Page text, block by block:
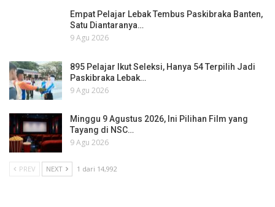
Empat Pelajar Lebak Tembus Paskibraka Banten,
Satu Diantaranya…
9 Agu 2026
895 Pelajar Ikut Seleksi, Hanya 54 Terpilih Jadi
Paskibraka Lebak…
9 Agu 2026
Minggu 9 Agustus 2026, Ini Pilihan Film yang
Tayang di NSC…
9 Agu 2026
PREV NEXT 1 dari 14,992